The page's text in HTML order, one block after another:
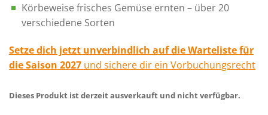
Körbeweise frisches Gemüse ernten – über 20
verschiedene Sorten
Setze dich jetzt unverbindlich auf die Warteliste für
die Saison 2027 und sichere dir ein Vorbuchungsrecht
Dieses Produkt ist derzeit ausverkauft und nicht verfügbar.